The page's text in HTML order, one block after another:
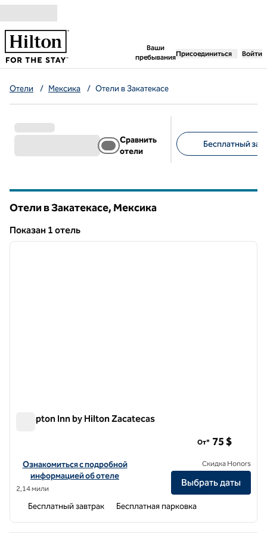
Перейти к содержанию
Ваши
пребывания
,открывается новая
Присоединиться Войти
Отели / Мексика / Отели в Закатекасе
Сравнить
отели
Бесплатный
Отели в Закатекасе, Мексика
Показан 1 отель
Показан 1 отель
1 из 12
Hampton Inn by Hilton Zacatecas
Посмотреть информацию об отеле Hampton Inn by Hilton
Ознакомиться с подробной
информацией об отеле
2,14 мили
От* 75 $
Скидка Honors
Выбрать даты
Бесплатный завтрак Бесплатная парковка